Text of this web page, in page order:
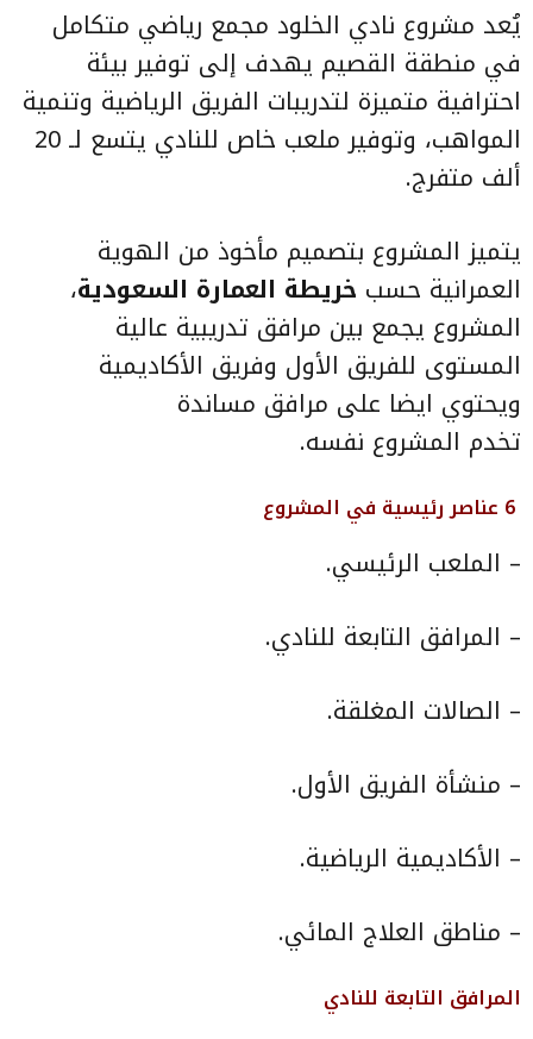
يُعد مشروع نادي الخلود مجمع رياضي متكامل
في منطقة القصيم يهدف إلى توفير بيئة
احترافية متميزة لتدريبات الفريق الرياضية وتنمية
المواهب، وتوفير ملعب خاص للنادي يتسع لـ 20
ألف متفرج.
يتميز المشروع بتصميم مأخوذ من الهوية
العمرانية حسب خريطة العمارة السعودية،
المشروع يجمع بين مرافق تدريبية عالية
المستوى للفريق الأول وفريق الأكاديمية
ويحتوي ايضا على مرافق مساندة
تخدم المشروع نفسه.
– الملعب الرئيسي.
– ⁠المرافق التابعة للنادي.
– ⁠الصالات المغلقة.
– ⁠منشأة الفريق الأول.
– ⁠الأكاديمية الرياضية.
– ⁠مناطق العلاج المائي.
المرافق التابعة للنادي